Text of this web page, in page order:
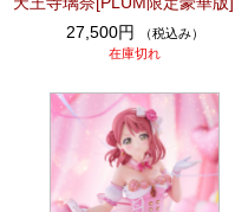
27,500円
（税込み）
在庫切れ